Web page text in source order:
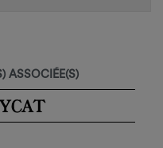
ASSOCIÉE(S)